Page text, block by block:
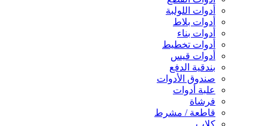
أدوات اللولبة
أدوات بلاط
أدوات بناء
أدوات تخطيط
أدوات قيس
بندقية الدفع
صندوق الأدوات
علبة أدوات
فرشاة
قاطعة / مشرط
كلاب